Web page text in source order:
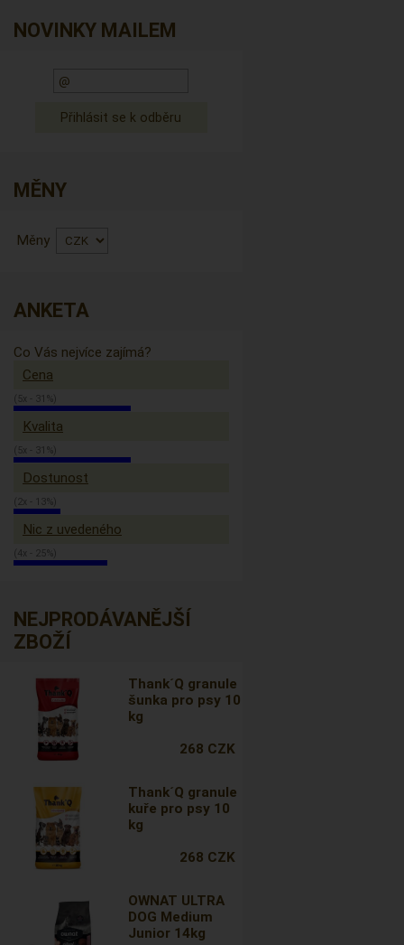
NOVINKY MAILEM
MĚNY
Měny
ANKETA
Co Vás nejvíce zajímá?
Cena
(5x - 31%)
Kvalita
(5x - 31%)
Dostunost
(2x - 13%)
Nic z uvedeného
(4x - 25%)
NEJPRODÁVANĚJŠÍ
ZBOŽÍ
Thank´Q granule
šunka pro psy 10
kg
268 CZK
Thank´Q granule
kuře pro psy 10
kg
268 CZK
OWNAT ULTRA
DOG Medium
Junior 14kg